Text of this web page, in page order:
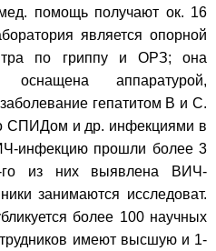
помощь получают ок. 16
является опорной
по гриппу и ОРЗ; она
аппаратурой,
гепатитом В и С.
СПИДом и др. инфекциями в
инфекцию прошли более 3
из них выявлена ВИЧ-
занимаются исследоват.
более 100 научных
имеют высшую и 1-